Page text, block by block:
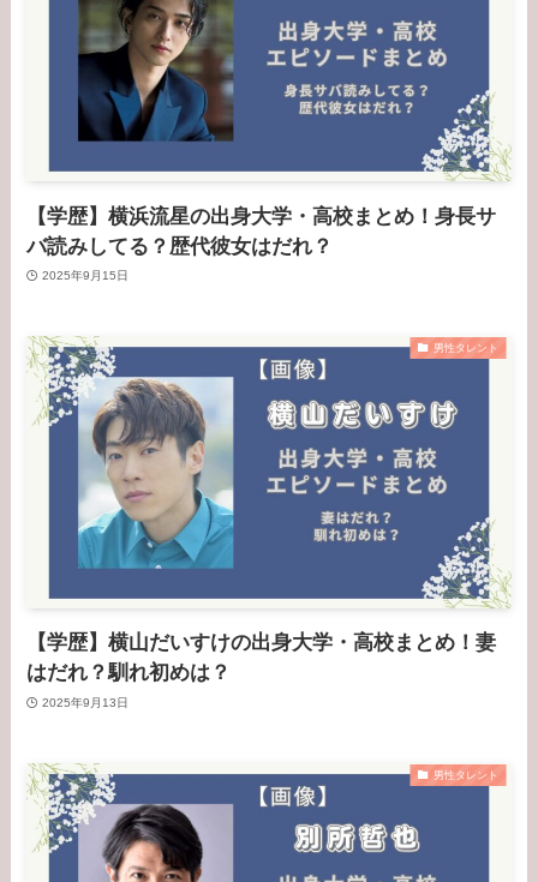
【学歴】横浜流星の出身大学・高校まとめ！身長サ
バ読みしてる？歴代彼女はだれ？
2025年9月15日
男性タレント
【学歴】横山だいすけの出身大学・高校まとめ！妻
はだれ？馴れ初めは？
2025年9月13日
男性タレント